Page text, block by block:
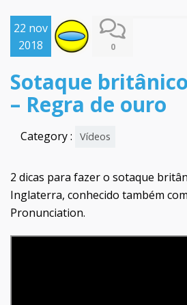
22 nov
2018
0
Sotaque
– Regra de ouro
Category : Vídeos
2 dicas para fazer o sotaque
Inglaterra, conhecido também
Pronunciation.